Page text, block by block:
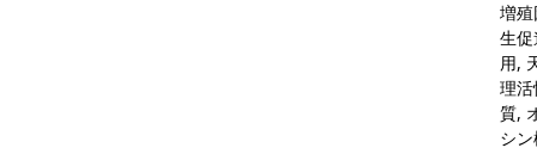
増
生
用,
理
質,
シ